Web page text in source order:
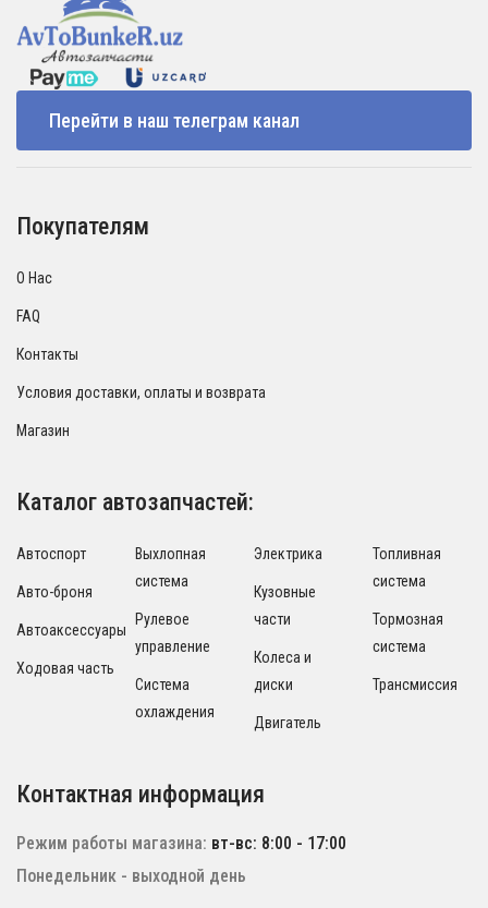
Перейти в наш телеграм канал
Покупателям
О Нас
FAQ
Контакты
Условия доставки, оплаты и возврата
Магазин
Каталог автозапчастей:
Автоспорт
Авто-броня
Автоаксессуары
Ходовая часть
Выхлопная
система
Рулевое
управление
Система
охлаждения
Электрика
Кузовные
части
Колеса и
диски
Двигатель
Топливная
система
Тормозная
система
Трансмиссия
Контактная информация
Режим работы магазина: вт-вс: 8:00 - 17:00
Понедельник - выходной день